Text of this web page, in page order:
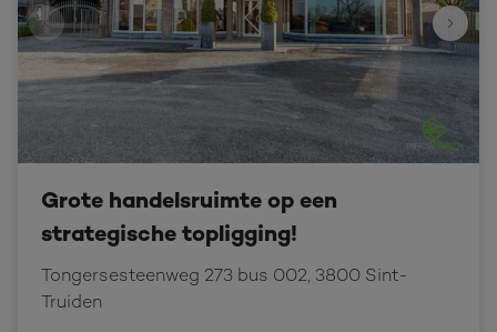
Grote handelsruimte op een
strategische topligging!
Tongersesteenweg 273 bus 002, 3800 Sint-
Truiden